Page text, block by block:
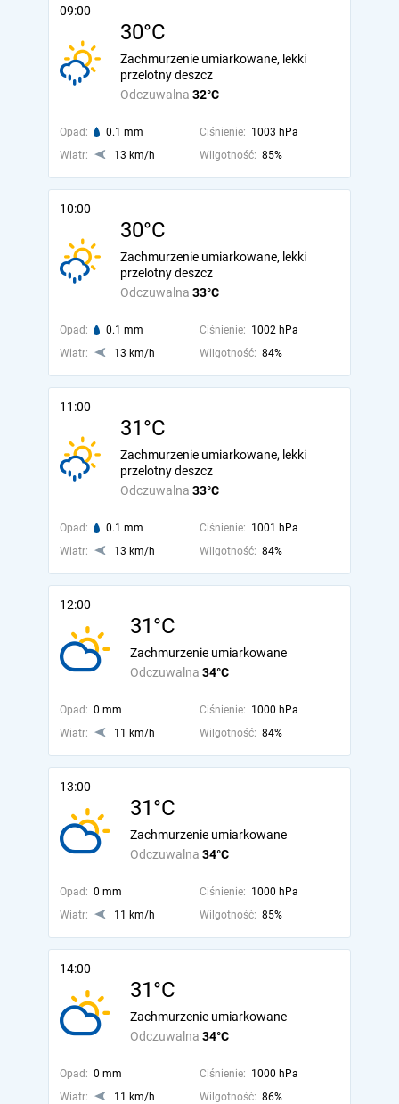
09:00
30°C
Odczuwalna 32°C
Zachmurzenie umiarkowane, lekki
przelotny deszcz
Opad: 0.1 mm Ciśnienie: 1003 hPa
Wiatr:
13 km/h Wilgotność: 85%
10:00
30°C
Odczuwalna 33°C
Zachmurzenie umiarkowane, lekki
przelotny deszcz
Opad: 0.1 mm Ciśnienie: 1002 hPa
Wiatr:
13 km/h Wilgotność: 84%
11:00
31°C
Odczuwalna 33°C
Zachmurzenie umiarkowane, lekki
przelotny deszcz
Opad: 0.1 mm Ciśnienie: 1001 hPa
Wiatr:
13 km/h Wilgotność: 84%
12:00
31°C
Odczuwalna 34°C
Zachmurzenie umiarkowane
Opad: 0 mm Ciśnienie: 1000 hPa
Wiatr:
11 km/h Wilgotność: 84%
13:00
31°C
Odczuwalna 34°C
Zachmurzenie umiarkowane
Opad: 0 mm Ciśnienie: 1000 hPa
Wiatr:
11 km/h Wilgotność: 85%
14:00
31°C
Odczuwalna 34°C
Zachmurzenie umiarkowane
Opad: 0 mm Ciśnienie: 1000 hPa
Wiatr:
11 km/h Wilgotność: 86%